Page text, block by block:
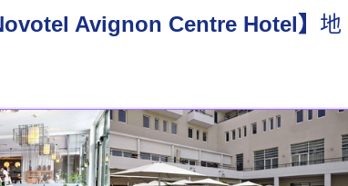
Avignon Centre Hotel】 地